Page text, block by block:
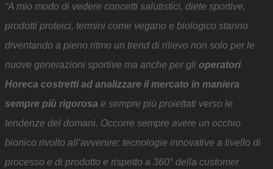
“A mio modo di vedere concetti salutistici, diete sportive,
prodotti proteici, termini come vegano e biologico stanno
diventando a pieno ritmo un trend di rilievo non solo per le
nuove generazioni sportive ma anche per gli operatori
Horeca costretti ad analizzare il mercato in maniera
sempre più rigorosa e sempre più proiettati verso le
tendenze del domani. Occorre sempre avere un occhio
bionico rivolto all’avvenire: tecnologie innovative a livello di
processo e di prodotto e rispetto a 360° della customer